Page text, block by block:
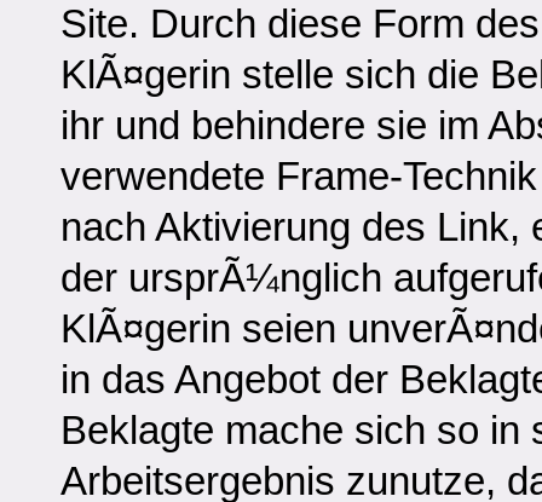
Site. Durch diese Form
KlÃ¤gerin stelle sich die
ihr und behindere sie im
verwendete Frame-
nach Aktivierung des Link,
der ursprÃ¼nglich
KlÃ¤gerin seien
in das Angebot der
Beklagte mache sich so in
Arbeitsergebnis zunutze,